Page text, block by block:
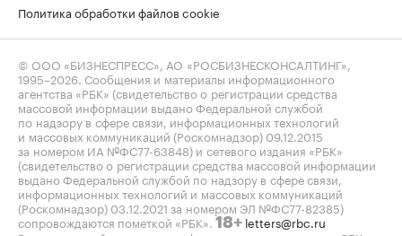
Политика обработки файлов cookie
© ООО «БИЗНЕСПРЕСС», АО «РОСБИЗНЕСКОНСАЛТИНГ»,
1995–2026 . Сообщения и материалы информационного
агентства «РБК» (свидетельство о регистрации средства
массовой информации выдано Федеральной службой
по надзору в сфере связи, информационных технологий
и массовых коммуникаций (Роскомнадзор) 09.12.2015
за номером ИА №ФС77-63848) и сетевого издания «РБК»
(свидетельство о регистрации средства массовой информации
выдано Федеральной службой по надзору в сфере связи,
информационных технологий и массовых коммуникаций
(Роскомнадзор) 03.12.2021 за номером ЭЛ №ФС77-82385)
сопровождаются пометкой «РБК». 18+ letters@rbc.ru